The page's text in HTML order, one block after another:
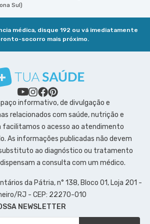
Sul)
médica, disque 192 ou vá imediatamente
socorro mais próximo.
informativo, de divulgação e
relacionados com saúde, nutrição e
facilitamos o acesso ao atendimento
As informações publicadas não devem
ao diagnóstico ou tratamento
a consulta com um médico.
da Pátria, n° 138, Bloco 01, Loja 201 -
RJ - CEP: 22270-010
NEWSLETTER